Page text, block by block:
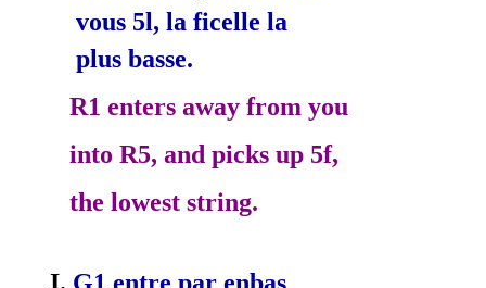
vous 5l, la ficelle la
plus basse.
R1 enters away from you
into R5, and picks up 5f,
the lowest string.
I. G1 entre par en­bas